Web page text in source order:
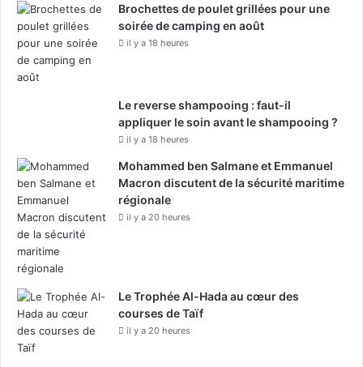
c
a
è
s
2
0
2
7
7
F
e
Brochettes de poulet grillées pour une
soirée de camping en août
il y a 18 heures
Le reverse shampooing : faut-il
appliquer le soin avant le shampooing ?
il y a 18 heures
Mohammed ben Salmane et Emmanuel
Macron discutent de la sécurité maritime
régionale
il y a 20 heures
Le Trophée Al-Hada au cœur des
courses de Taïf
il y a 20 heures